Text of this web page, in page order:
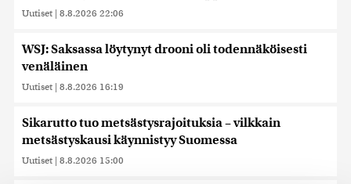
Uutiset | 8.8.2026 22:06
WSJ: Saksassa löytynyt drooni oli todennäköisesti
venäläinen
Uutiset | 8.8.2026 16:19
Sikarutto tuo metsästysrajoituksia – vilkkain
metsästyskausi käynnistyy Suomessa
Uutiset | 8.8.2026 15:00